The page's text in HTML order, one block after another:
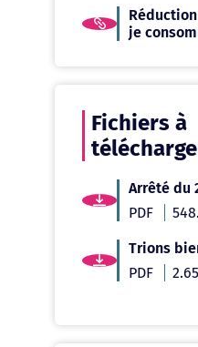
je
Fichiers à
Arrêté du
PDF
Trions
PDF